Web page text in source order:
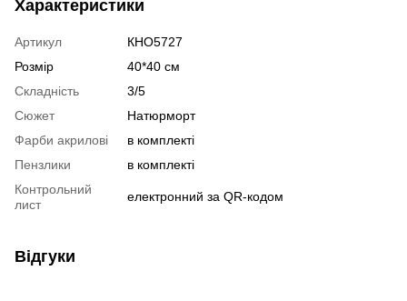
Характеристики
Артикул
КНО5727
Розмір
40*40 см
Складність
3/5
Сюжет
Натюрморт
Фарби акрилові
в комплекті
Пензлики
в комплекті
Контрольний
лист
електронний за QR-кодом
Відгуки